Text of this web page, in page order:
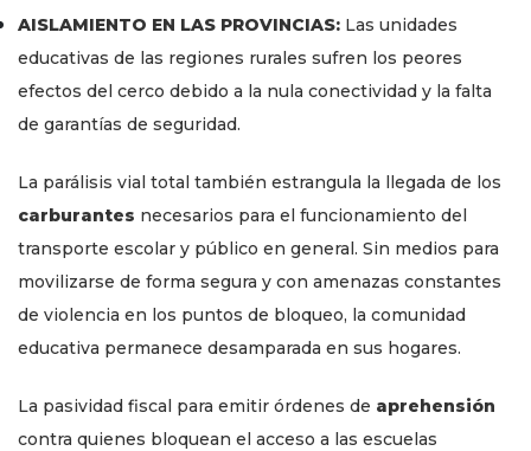
AISLAMIENTO EN LAS PROVINCIAS: Las unidades
educativas de las regiones rurales sufren los peores
efectos del cerco debido a la nula conectividad y la falta
de garantías de seguridad.
La parálisis vial total también estrangula la llegada de los
carburantes necesarios para el funcionamiento del
transporte escolar y público en general. Sin medios para
movilizarse de forma segura y con amenazas constantes
de violencia en los puntos de bloqueo, la comunidad
educativa permanece desamparada en sus hogares.
La pasividad fiscal para emitir órdenes de aprehensión
contra quienes bloquean el acceso a las escuelas